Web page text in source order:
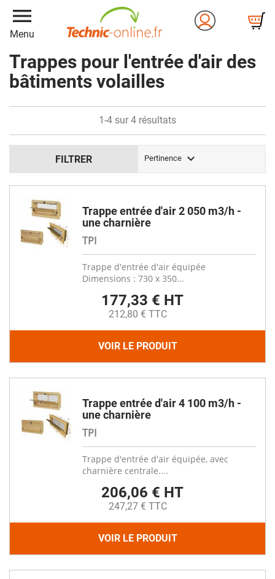
menu
Menu
Trappes pour l'entrée d'air des
bâtiments volailles
FILTRER Pertinence 
1-4 sur 4 résultats
Trappe entrée d'air 2 050 m3/h -
une charnière
TPI
Trappe d'entrée d'air équipée
Dimensions : 730 x 350...
177,33 € HT
212,80 € TTC
VOIR LE PRODUIT
Trappe entrée d'air 4 100 m3/h -
une charnière
TPI
Trappe d'entrée d'air équipée, avec
charnière centrale....
206,06 € HT
247,27 € TTC
VOIR LE PRODUIT